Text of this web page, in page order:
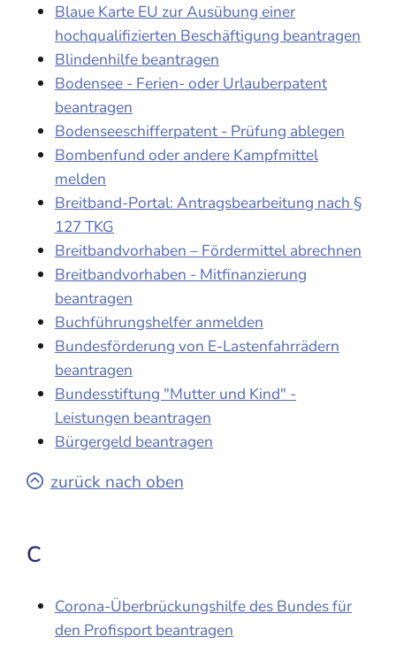
Blaue Karte EU zur Ausübung einer
hochqualifizierten Beschäftigung beantragen
Blindenhilfe beantragen
Bodensee - Ferien- oder Urlauberpatent
beantragen
Bodenseeschifferpatent - Prüfung ablegen
Bombenfund oder andere Kampfmittel
melden
Breitband-Portal: Antragsbearbeitung nach §
127 TKG
Breitbandvorhaben – Fördermittel abrechnen
Breitbandvorhaben - Mitfinanzierung
beantragen
Buchführungshelfer anmelden
Bundesförderung von E-Lastenfahrrädern
beantragen
Bundesstiftung "Mutter und Kind" -
Leistungen beantragen
Bürgergeld beantragen
zurück nach oben
C
Corona-Überbrückungshilfe des Bundes für
den Profisport beantragen